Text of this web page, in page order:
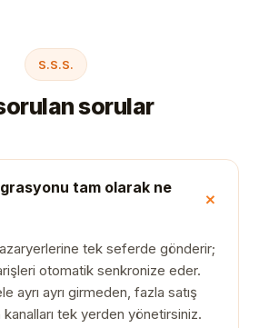
S.S.S.
sorular
tam olarak ne
tek seferde gönderir;
otomatik senkronize eder.
ayrı ayrı girmeden, fazla satış
tek yerden yönetirsiniz.